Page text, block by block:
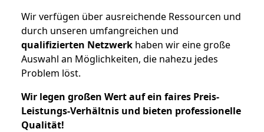
Wir verfügen über ausreichende Ressourcen und
durch unseren umfangreichen und
qualifizierten Netzwerk haben wir eine große
Auswahl an Möglichkeiten, die nahezu jedes
Problem löst.
Wir legen großen Wert auf ein faires Preis-
Leistungs-Verhältnis und bieten professionelle
Qualität!